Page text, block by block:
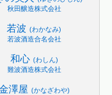
秋田醸造株式会社
若波 (わかなみ)
若波酒造合名会社
和心 (わしん)
難波酒造株式会社
澤屋 (かなざわや)